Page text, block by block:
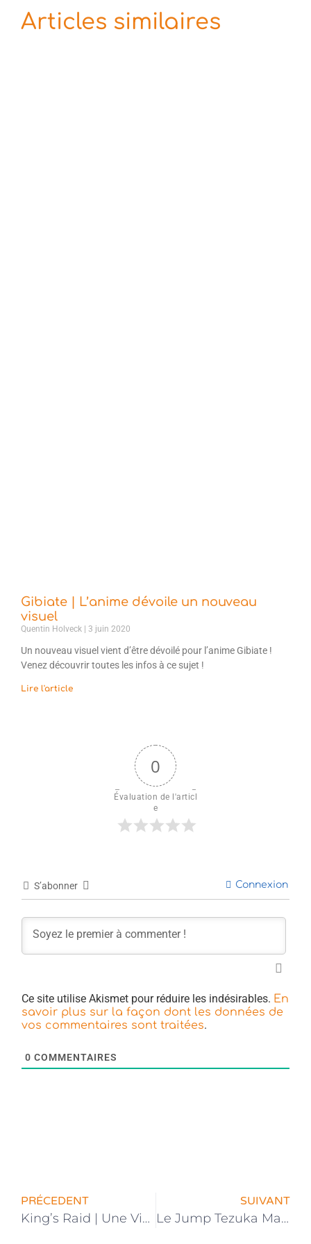
Articles similaires
Gibiate | L’anime dévoile un nouveau
visuel
Quentin Holveck 3 juin 2020
Un nouveau visuel vient d’être dévoilé pour l’anime Gibiate !
Venez découvrir toutes les infos à ce sujet !
Lire l'article
0
Évaluation de l'articl
e
S’abonner Connexion
Ce site utilise Akismet pour réduire les indésirables. En
savoir plus sur la façon dont les données de
vos commentaires sont traitées.
0 COMMENTAIRES
PRÉCEDENT
King’s Raid | Une Vidéo Promotionnelle dévoilée
SUIVANT
Le Jump Tezuka Manga Contest s’ouvre à l’international